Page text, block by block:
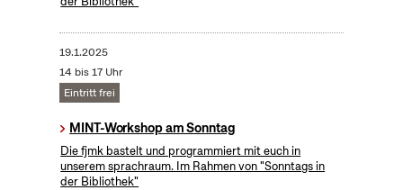
19.1.2025
14 bis 17 Uhr
Eintritt frei
MINT-Workshop am Sonntag
Die fjmk bastelt und programmiert mit euch in
unserem sprachraum. Im Rahmen von "Sonntags in
der Bibliothek"